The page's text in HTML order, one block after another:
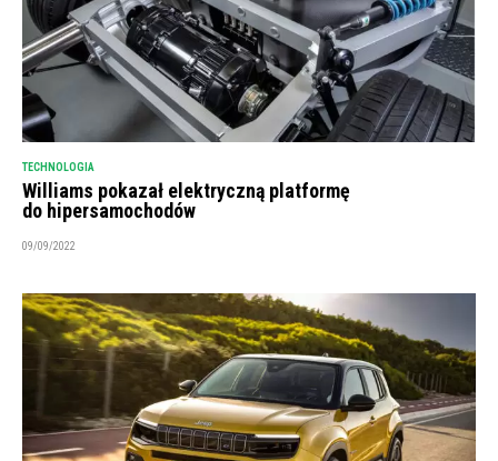
TECHNOLOGIA
Williams pokazał elektryczną platformę
do hipersamochodów
09/09/2022